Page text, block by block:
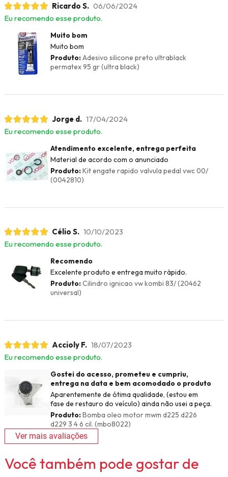
Ricardo S. 06/06/2024
Eu recomendo esse produto.
Muito bom
Muito bom
Produto:Adesivo silicone preto ultrablack
permatex 95 gr (ultra black)
Jorge d. 17/04/2024
Eu recomendo esse produto.
Atendimento excelente, entrega perfeita
Material de acordo com o anunciado
Produto:Kit engate rapido valvula pedal vwc 00/
(0042810)
Célio S. 10/10/2023
Eu recomendo esse produto.
Recomendo
Excelente produto e entrega muito rápido.
Produto:Cilindro ignicao vw kombi 83/ (20462
universal)
Accioly F. 18/07/2023
Eu recomendo esse produto.
Gostei do acesso, prometeu e cumpriu,
entrega na data e bem acomodado o produto
Aparentemente de ótima qualidade, (estou em
fase de restauro do veículo) ainda não usei a peça.
Produto:Bomba oleo motor mwm d225 d226
d229 3 4 6 cil. (mbo8022)
Ver mais avaliações
Você também pode gostar de